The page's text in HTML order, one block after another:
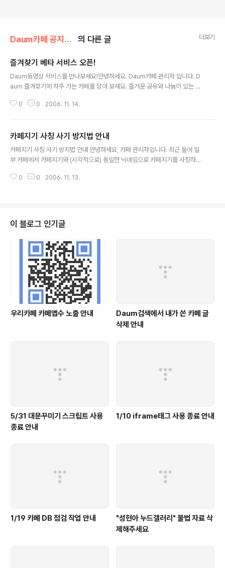
Daum카페 공지사항/서비스 소식 의 다른 글 더보기
즐겨찾기 베타 서비스 오픈!
Daum동영상 서비스를 만나보세요!안녕하세요. Daum카페 관리자 입니다. D
aum 즐겨찾기에 자주 가는 카페를 담아 보세요. 즐거운 공유와 나눔이 있는 즐
찾기 바로가기) Daum 즐겨찾기 이용 팁! 언제 어디서나 간편하게 즐겨찾기하..
0 0 2006. 11. 14.
카페지기 사칭 사기 방지법 안내
카페지기 사칭 사기 방지법 안내 안녕하세요, 카페 관리자입니다. 최근 들어 일
부 카페에서 카페지기와 (시각적으로) 동일한 닉네임으로 카페지기를 사칭하며
기와 (시각적으로)동일한 닉네임으로 가입하고카페지기처럼 ..
0 0 2006. 11. 13.
이 블로그 인기글
우리카페 카페앱수 노출 안내
Daum검색에서 내가 쓴 카페 글
삭제 안내
5/31 대문꾸미기 스크립트 사용
종료 안내
1/10 iframe태그 사용 종료 안내
1/19 카페 DB 점검 작업 안내
"성현아 누드갤러리" 불법 자료 삭
제해주세요